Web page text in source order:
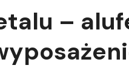
–